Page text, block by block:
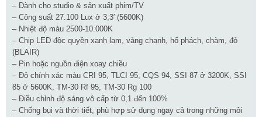
– Dành cho studio & sản xuất phim/TV
– Công suất 27.100 Lux ở 3,3′ (5600K)
– Nhiệt độ màu 2500-10.000K
– Chip LED độc quyền xanh lam, vàng chanh, hổ phách, chàm, đỏ
(BLAIR)
– Pin hoặc nguồn điện xoay chiều
– Độ chính xác màu CRI 95, TLCI 95, CQS 94, SSI 87 ở 3200K, SSI
85 ở 5600K, TM-30 Rf 95, TM-30 Rg 100
– Điều chỉnh độ sáng vô cấp từ 0,1 đến 100%
– Chống bụi và thời tiết, phù hợp sử dụng ngay cả trong những môi